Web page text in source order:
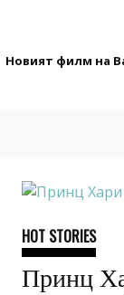
Новият филм на
HOT STORIES
Принц